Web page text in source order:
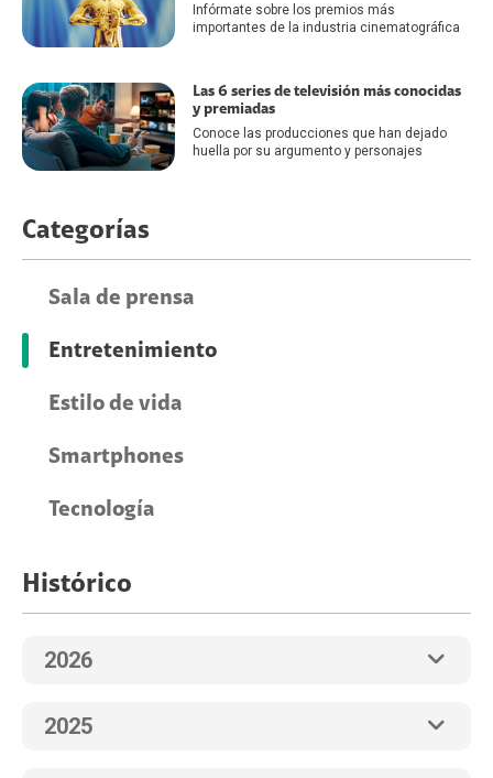
Infórmate sobre los premios más
importantes de la industria cinematográfica
Las 6 series de televisión más conocidas
y premiadas
Conoce las producciones que han dejado
huella por su argumento y personajes
Categorías
Sala de prensa
Entretenimiento
Estilo de vida
Smartphones
Tecnología
Histórico
2026
2025